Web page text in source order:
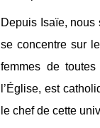
Depuis Isaïe, nous
se concentre sur
femmes de
l’Église, est
le chef de cette